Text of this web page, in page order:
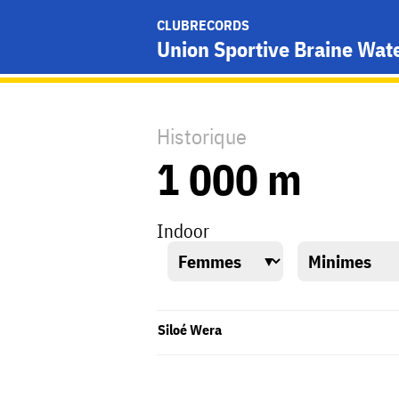
CLUBRECORDS
Union Sportive Braine
Historique
1 000 m
Indoor
Siloé Wera